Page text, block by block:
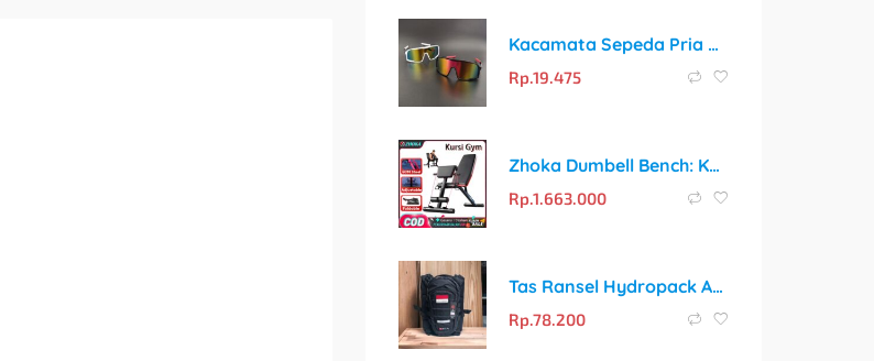
Kacamata Sepeda Pria & Wanita Hitam UV400 – Perlindungan Optimal untuk Aktivitas Outdoor
Rp.19.475
Zhoka Dumbell Bench: Kursi Gym Multifungsi untuk Latihan Lengkap di Rumah
Rp.1.663.000
Tas Ransel Hydropack Adventure Multifungsi untuk Aktivitas Outdoor
Rp.78.200